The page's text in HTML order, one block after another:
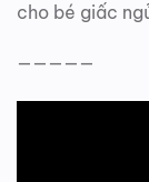
cho bé giấc
—————